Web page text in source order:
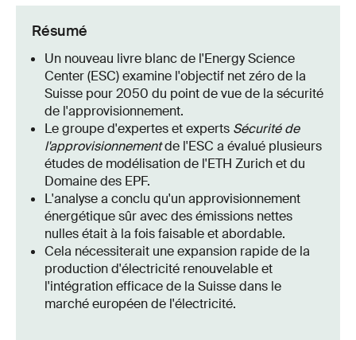
Résumé
Un nouveau livre blanc de l'Energy Science
Center (ESC) examine l'objectif net zéro de la
Suisse pour 2050 du point de vue de la sécurité
de l'approvisionnement.
Le groupe d'expertes et experts Sécurité de
l'approvisionnementde l'ESC a évalué plusieurs
études de modélisation de l'ETH Zurich et du
Domaine des EPF.
L'analyse a conclu qu'un approvisionnement
énergétique sûr avec des émissions nettes
nulles était à la fois faisable et abordable.
Cela nécessiterait une expansion rapide de la
production d'électricité renouvelable et
l'intégration efficace de la Suisse dans le
marché européen de l'électricité.